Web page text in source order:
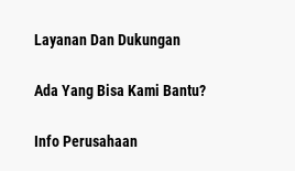
Layanan Dan Dukungan
Ada Yang Bisa Kami Bantu?
Info Perusahaan